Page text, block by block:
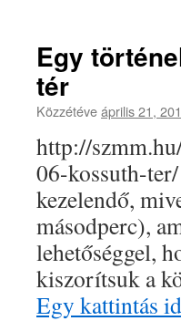
Egy
tér
Közzétéveáprilis 21,
http://
06-kossuth-
kezelendő,
másodperc),
lehetőséggel,
kiszorítsuk a
Egy kattintás